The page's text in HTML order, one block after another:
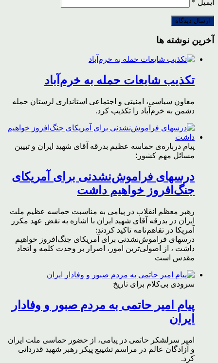
ایمیل *
آخرین نوشته ها
تکذیب شایعات حمله به خرم‌آباد
معاون سیاسی، امنیتی و اجتماعی استانداری لرستان حمله
دشمن به خرم‌آباد را تکذیب کرد.
پیام درباره‌ی حماسه عظیم بدرقه آقای شهید ایران و تبیین
مسائل مهم کشور؛
درسهای فراموش‌نشدنی برای آمریکای
جنگ‌افروز خواهیم داشت
رهبر معظم انقلاب در پیامی به مناسبت حماسه عظیم ملت
ایران در بدرقه آقای شهید ایران با اشاره به نقض عهد مکرر
آمریکا در تفاهم‌نامه تاکید کردند:
درسهای فراموش‌نشدنی برای آمریکای جنگ‌افروز خواهیم
داشت ، از اصولی‌ترین امور، اصرار بر وحدت کلمه و اتحاد
مقدس است
سرودی بی‌کلام برای تاریخ
پیام امیر حاتمی به مردم صبور و وفادار
ایران
امیر سرلشکر حاتمی در پیامی، از حضور حماسی ملت ایران
و آزادگان عالم در مراسم تشییع پیکر رهبر شهید قدردانی
کرد.